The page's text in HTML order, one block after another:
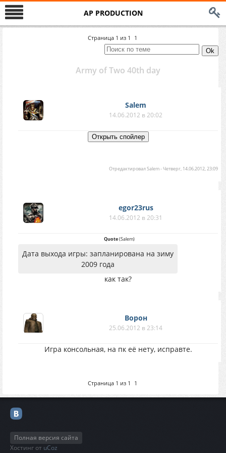
AP PRODUCTION
Страница 1 из 1 1
Army of Two 40th day
Salem
14.06.2012 в 20:02
ОтредактировалSalem-Четверг, 14.06.2012, 23:09
egor23rus
14.06.2012 в 20:31
Quote(Salem)
Дата выхода игры: запланирована на зиму
2009 года
как так?
Ворон
25.06.2012 в 23:14
Игра консольная, на пк её нету, исправте.
Страница 1 из 1 1
Полная версия сайта
Хостинг от uCoz